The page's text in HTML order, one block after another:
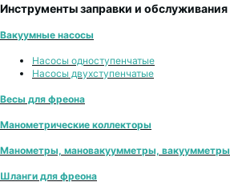
Инструменты заправки и обслуживания
Вакуумные насосы
Насосы одноступенчатые
Насосы двухступенчатые
Весы для фреона
Манометрические коллекторы
Манометры, мановакуумметры, вакуумметры
Шланги для фреона